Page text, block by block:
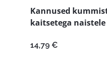
Kannused
kaitsetega naistele
14,79 €